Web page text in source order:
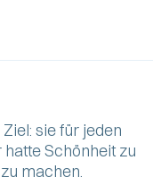
sie für jeden
Schönheit zu
machen.